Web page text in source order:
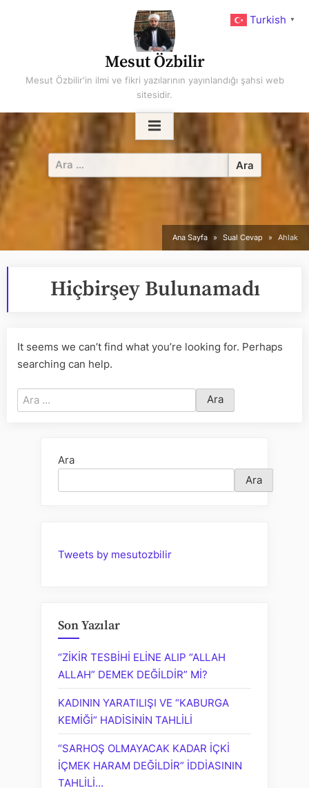
Mesut Özbilir
Mesut Özbilir'in ilmi ve fikri yazılarının yayınlandığı şahsi web
sitesidir.
Arama:
Ana Sayfa Sual Cevap Ahlak
Hiçbirşey Bulunamadı
It seems we can’t find what you’re looking for. Perhaps
searching can help.
Arama:
Ara
Ara
Tweets by mesutozbilir
Son Yazılar
“ZİKİR TESBİHİ ELİNE ALIP “ALLAH
ALLAH” DEMEK DEĞİLDİR” Mİ?
KADININ YARATILIŞI VE “KABURGA
KEMİĞİ” HADİSİNİN TAHLİLİ
“SARHOŞ OLMAYACAK KADAR İÇKİ
İÇMEK HARAM DEĞİLDİR” İDDİASININ
TAHLİLİ…
Turkish ▼